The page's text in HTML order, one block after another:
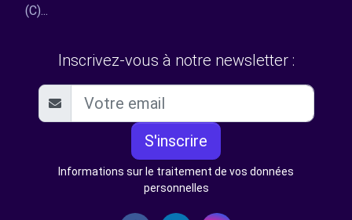
(C)...
Inscrivez-vous à notre newsletter :
S'inscrire
Informations sur le traitement de vos données
personnelles